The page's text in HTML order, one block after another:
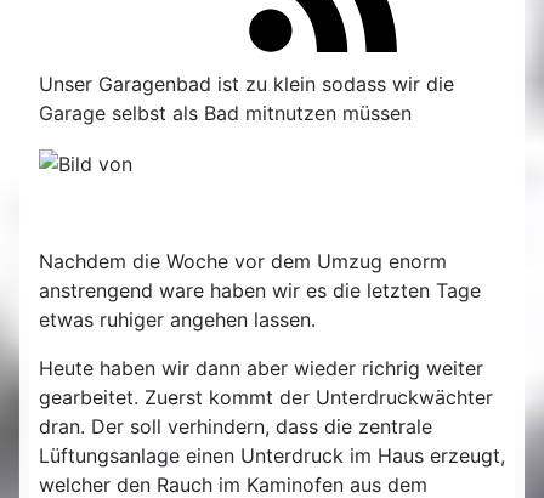
Unser Garagenbad ist zu klein sodass wir die
Garage selbst als Bad mitnutzen müssen
Nachdem die Woche vor dem Umzug enorm
anstrengend ware haben wir es die letzten Tage
etwas ruhiger angehen lassen.
Heute haben wir dann aber wieder richrig weiter
gearbeitet. Zuerst kommt der Unterdruckwächter
dran. Der soll verhindern, dass die zentrale
Lüftungsanlage einen Unterdruck im Haus erzeugt,
welcher den Rauch im Kaminofen aus dem